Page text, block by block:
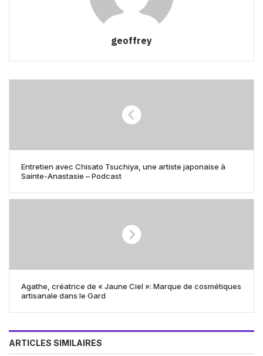
geoffrey
Entretien avec Chisato Tsuchiya, une artiste japonaise à
Sainte-Anastasie – Podcast
Agathe, créatrice de « Jaune Ciel »: Marque de cosmétiques
artisanale dans le Gard
ARTICLES SIMILAIRES